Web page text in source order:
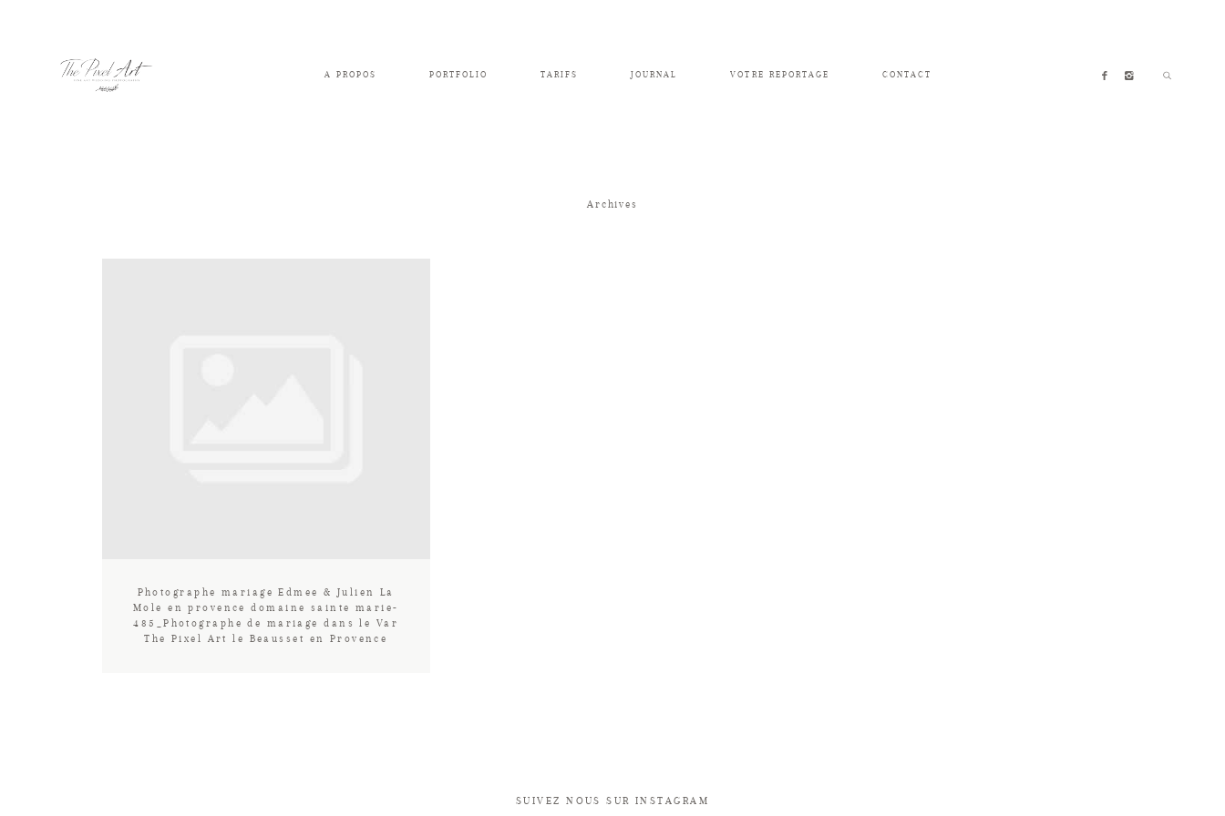
A PROPOS PORTFOLIO TARIFS JOURNAL VOTRE REPORTAGE CONTACT
Archives
Photographe mariage Edmee & Julien La
Mole en provence domaine sainte marie-
485_Photographe de mariage dans le Var
The Pixel Art le Beausset en Provence
SUIVEZ NOUS SUR INSTAGRAM